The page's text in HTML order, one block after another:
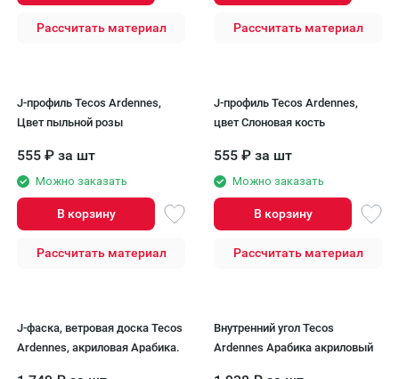
Рассчитать материал Рассчитать материал
J-профиль Tecos Ardennes,
Цвет пыльной розы
555 ₽ за шт
Можно заказать
В корзину
Рассчитать материал
J-профиль Tecos Ardennes,
цвет Слоновая кость
555 ₽ за шт
Можно заказать
В корзину
Рассчитать материал
J-фаска, ветровая доска Tecos
Ardennes, акриловая Арабика.
Внутренний угол Tecos
Ardennes Арабика акриловый